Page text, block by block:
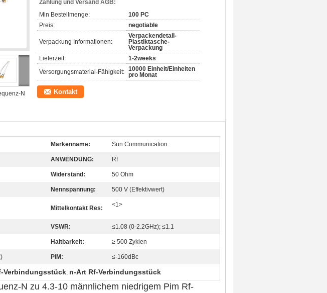
N
Zahlung und Versand AGB:
Min Bestellmenge:
100 PC
Preis:
negotiable
Verpackung Informationen:
Verpackendetail-
Plastiktasche-
Verpackung
Lieferzeit:
1-2weeks
Versorgungsmaterial-Fähigkeit: 10000 Einheit/Einheiten
pro Monat
Kontakt
Markenname: Sun Communication
ANWENDUNG: Rf
Widerstand: 50 Ohm
Nennspannung: 500 V (Effektivwert)
Mittelkontakt Res: <1>
VSWR: ≤1.08 (0-2.2GHz); ≤1.1
Haltbarkeit: ≥ 500 Zyklen
PIM: ≤-160dBc
Verbindungsstück, n-Art Rf-Verbindungsstück
N zu 4.3-10 männlichem niedrigem Pim Rf-